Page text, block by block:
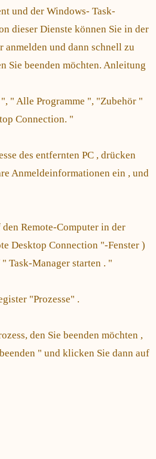
und der Windows- Task-
dieser Dienste können Sie in der
anmelden und dann schnell zu
Sie beenden möchten. Anleitung
" Alle Programme ", "Zubehör "
Connection. "
des entfernten PC , drücken
Anmeldeinformationen ein , und
Remote-Computer in der
Desktop Connection "-Fenster )
Task-Manager starten . "
"Prozesse" .
den Sie beenden möchten ,
" und klicken Sie dann auf